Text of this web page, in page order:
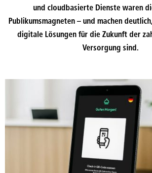
und cloudbasierte Dienste waren
Publikumsmagneten – und machen
digitale Lösungen für die Zukunft der
Versorgung sind.